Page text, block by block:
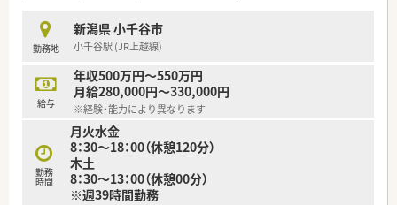
ネージャー(SV)」に昇格できるなど、成長中の企業だからこそ
昇格チャンスも多い企業です。
勤務年数や年齢に関係がない職務給制度を採用、若くから責任の
あるポジションを目指したい方
・高年収希望の方はおすすめの会社です！
<研修制度について>
業務習得制度によるOJT・OTC店内勉強会や、中途入社社員研修、
薬剤師全体研修、新任薬局長研修など幅広い研修を整えていま
す。
<福利厚生について>
勤務地
新潟県 小千谷市
小千谷駅 (JR上越線)
給与
年収500万円～550万円
月給280,000円～330,000円
※経験・能力により異なります
勤務
時間
月火水金
8：30～18：00（休憩120分）
木土
8：30～13：00（休憩00分）
※週39時間勤務